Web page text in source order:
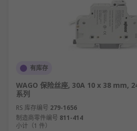
有库存
WAGO 保险丝座, 30A 10 x 38 mm,
系列
RS 库存编号 279-1656
制造商零件编号 811-414
小计（1 件）